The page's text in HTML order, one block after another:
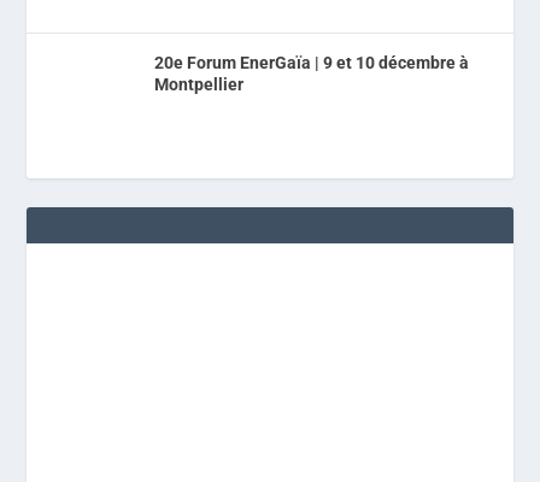
20e Forum EnerGaïa | 9 et 10 décembre à
Montpellier